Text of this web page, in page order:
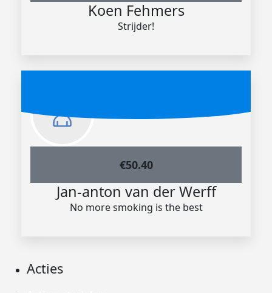
Koen Fehmers
Strijder!
€50.40
Jan-anton van der Werff
No more smoking is the best
Acties